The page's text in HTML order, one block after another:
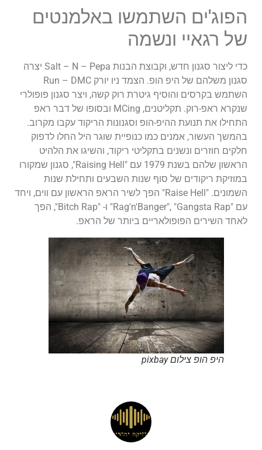
הפוג'ים השתמשו באלמנטים
של רגאיי ונשמה
כדי ליצור סגנון חדש, וקבוצת הבנות Salt – N – Pepa יצרה
סגנון משלהם של היפ הופ. הצמד ניו יורק Run – DMC
השתמש בקרסים והוסיף גיטרת רוק קשה, ויצר סגנון פופולרי
שנקרא ראפ-רוק. תקליטנים, MCing ובסופו של דבר ראפ
התחילו את תנועת ההיפ-הופ וסגנונות הריקוד עקבו מקרוב.
בהמשך העשור, אמנים כמו כנופיית שוגר היל החלו לדפוק
חלקים חוזרים ונשנים בתקליטי ריקוד, והשיגו את הלהיט
הראשון שלהם בשנת 1979 עם "Raising Hell", סגנון שמקורו
במוזיקת ריקודים של סוף שנות השבעים ותחילת שנות
השמונים. "Raise Hell" הפך לשיר הראפ הראשון עם ווים, ויחד
עם "Rag'n'Banger", "Gangsta Rap" ו- "Bitch Rap", הפך
לאחד השירים הפופולאריים ביותר של הראפ.
היפ הופ צילום pixbay